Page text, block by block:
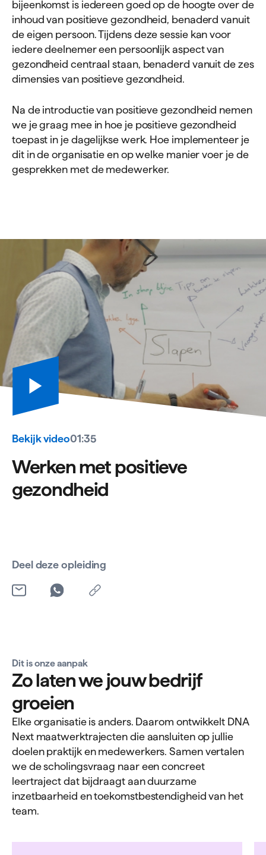
bijeenkomst is iedereen goed op de hoogte over de
inhoud van positieve gezondheid, benaderd vanuit
de eigen persoon. Tijdens deze sessie kan voor
iedere deelnemer een persoonlijk aspect van
gezondheid centraal staan, benaderd vanuit de zes
dimensies van positieve gezondheid.
Na de introductie van positieve gezondheid nemen
we je graag mee in hoe je positieve gezondheid
toepast in je dagelijkse werk. Hoe implementeer je
dit in de organisatie en op welke manier voer je de
gesprekken met de medewerker.
Bekijk video01:35
Werken met positieve
gezondheid
Deel deze opleiding
Dit is onze aanpak
Zo laten we jouw bedrijf
groeien
Elke organisatie is anders. Daarom ontwikkelt DNA
Next maatwerktrajecten die aansluiten op jullie
doelen praktijk en medewerkers. Samen vertalen
we de scholingsvraag naar een concreet
leertraject dat bijdraagt aan duurzame
inzetbaarheid en toekomstbestendigheid van het
team.